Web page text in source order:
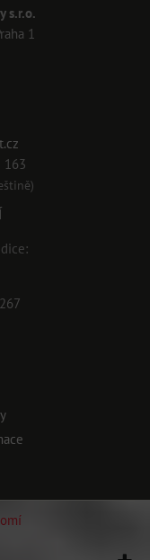
s.r.o.
1
163